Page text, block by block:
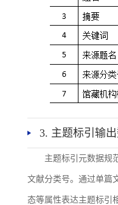
3. 主题标引输
主题标引元数据规
文献分类号。通过单篇
态等属性表达主题标引